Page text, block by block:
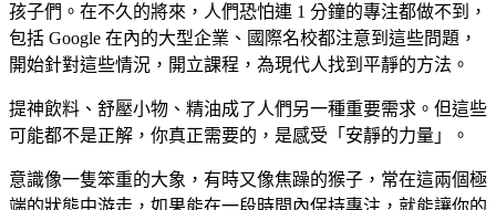
孩子們。在不久的將來，人們恐怕連 1 分鐘的專注都做不到，
包括 Google 在內的大型企業、國際名校都注意到這些問題，
開始針對這些情況，開立課程，為現代人找到平靜的方法。
提神飲料、舒壓小物、精油成了人們另一種重要需求。但這些
可能都不是正解，你真正需要的，是感受「安靜的力量」。
意識像一隻笨重的大象，有時又像焦躁的猴子，常在這兩個極
端的狀態中游走，如果能在一段時間內保持專注，就能讓你的